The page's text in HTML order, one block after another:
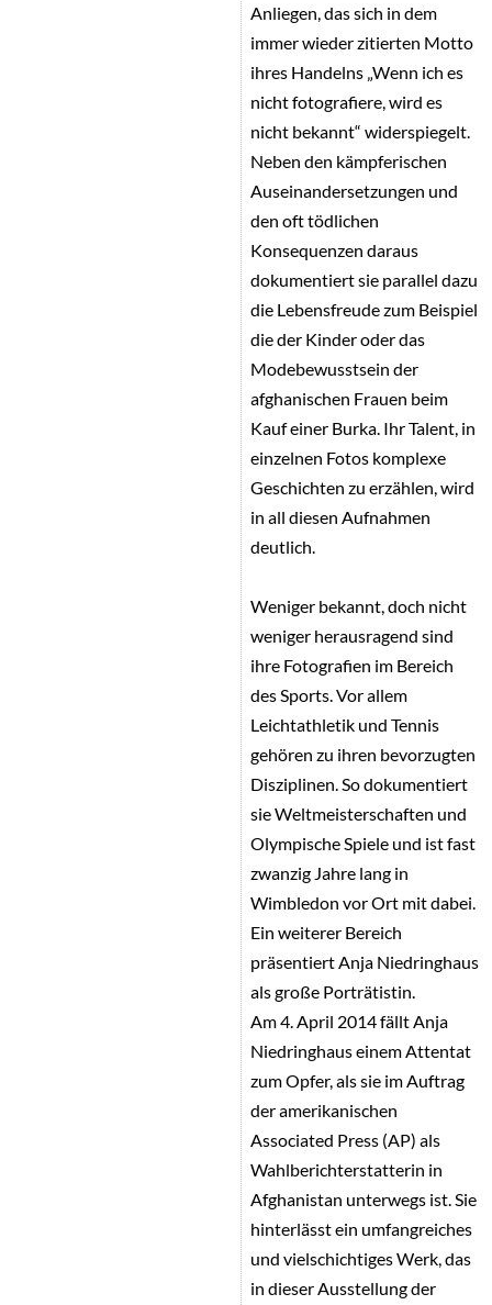
Anliegen, das sich in dem
immer wieder zitierten Motto
ihres Handelns „Wenn ich es
nicht fotografiere, wird es
nicht bekannt“ widerspiegelt.
Neben den kämpferischen
Auseinandersetzungen und
den oft tödlichen
Konsequenzen daraus
dokumentiert sie parallel dazu
die Lebensfreude zum Beispiel
die der Kinder oder das
Modebewusstsein der
afghanischen Frauen beim
Kauf einer Burka. Ihr Talent, in
einzelnen Fotos komplexe
Geschichten zu erzählen, wird
in all diesen Aufnahmen
deutlich.
Weniger bekannt, doch nicht
weniger herausragend sind
ihre Fotografien im Bereich
des Sports. Vor allem
Leichtathletik und Tennis
gehören zu ihren bevorzugten
Disziplinen. So dokumentiert
sie Weltmeisterschaften und
Olympische Spiele und ist fast
zwanzig Jahre lang in
Wimbledon vor Ort mit dabei.
Ein weiterer Bereich
präsentiert Anja Niedringhaus
als große Porträtistin.
Am 4. April 2014 fällt Anja
Niedringhaus einem Attentat
zum Opfer, als sie im Auftrag
der amerikanischen
Associated Press (AP) als
Wahlberichterstatterin in
Afghanistan unterwegs ist. Sie
hinterlässt ein umfangreiches
und vielschichtiges Werk, das
in dieser Ausstellung der